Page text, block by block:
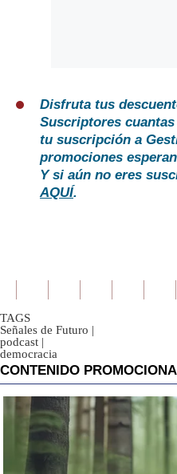
Disfruta tus
Suscriptores
tu suscripción a
promociones
Y si aún no eres
AQUÍ.
TAGS
Señales de Futuro |
podcast |
democracia